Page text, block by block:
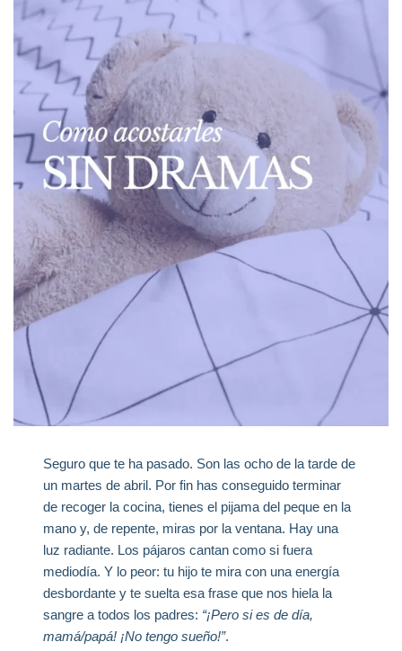
Seguro que te ha pasado. Son las ocho de la tarde de
un martes de abril. Por fin has conseguido terminar
de recoger la cocina, tienes el pijama del peque en la
mano y, de repente, miras por la ventana. Hay una
luz radiante. Los pájaros cantan como si fuera
mediodía. Y lo peor: tu hijo te mira con una energía
desbordante y te suelta esa frase que nos hiela la
sangre a todos los padres: “¡Pero si es de día,
mamá/papá! ¡No tengo sueño!”.